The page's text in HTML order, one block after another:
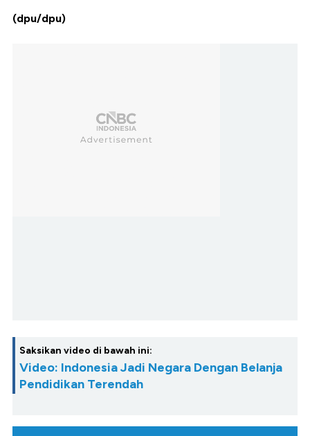
(dpu/dpu)
Saksikan video di bawah ini:
Video: Indonesia Jadi Negara Dengan Belanja
Pendidikan Terendah